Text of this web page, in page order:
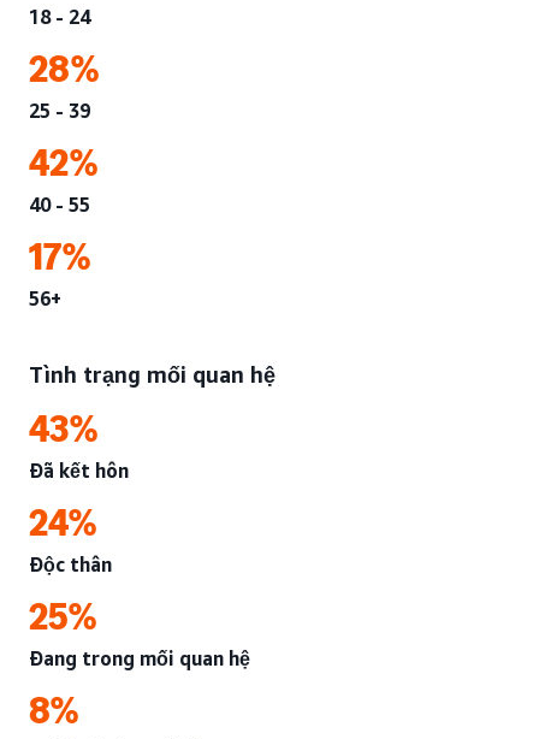
18 - 24
28%
25 - 39
42%
40 - 55
17%
56+
Tình trạng mối quan hệ
43%
Đã kết hôn
24%
Độc thân
25%
Đang trong mối quan hệ
8%